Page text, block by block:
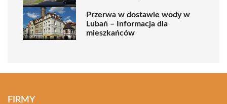
Przerwa w dostawie wody w
Lubań – Informacja dla
mieszkańców
FIRMY